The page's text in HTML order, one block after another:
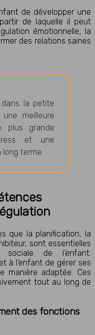
de développer une
de laquelle il peut
émotionnelle, la
des relations saines
la petite
meilleure
plus grande
et une
long terme.
que la planification, la
sont essentielles
de l’enfant.
à l’enfant de gérer ses
manière adaptée. Ces
tout au long de
des fonctions